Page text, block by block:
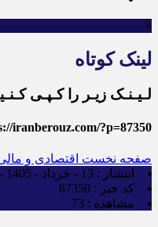
×
لینک کوتاه
لـیـنـک زیـر را کـپـی
iranberouz.com/?p=87350
صفحه نخست اقتصادی و
انتشار : 13 - خرداد - 1405 - ۱۵:۴۴
کد خبر : 87350
مشاهده : 73